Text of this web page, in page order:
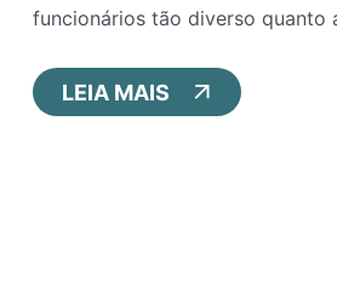
funcionários tão diverso quanto
LEIA MAIS